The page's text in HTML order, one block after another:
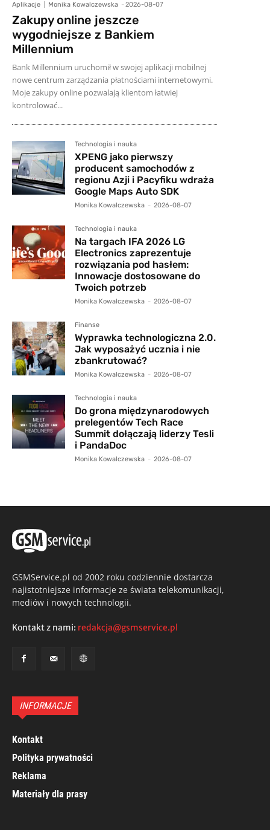
Aplikacje Monika Kowalczewska - 2026-08-07
Zakupy online jeszcze
wygodniejsze z Bankiem
Millennium
Bank Millennium uruchomił w swojej aplikacji mobilnej
nowe centrum zarządzania płatnościami internetowymi.
Moje zakupy online pozwalają klientom łatwiej
kontrolować...
Technologia i nauka
XPENG jako pierwszy
producent samochodów z
regionu Azji i Pacyfiku wdraża
Google Maps Auto SDK
Monika Kowalczewska - 2026-08-07
Technologia i nauka
Na targach IFA 2026 LG
Electronics zaprezentuje
rozwiązania pod hasłem:
Innowacje dostosowane do
Twoich potrzeb
Monika Kowalczewska - 2026-08-07
Finanse
Wyprawka technologiczna 2.0.
Jak wyposażyć ucznia i nie
zbankrutować?
Monika Kowalczewska - 2026-08-07
Technologia i nauka
Do grona międzynarodowych
prelegentów Tech Race
Summit dołączają liderzy Tesli
i PandaDoc
Monika Kowalczewska - 2026-08-07
GSMService.pl od 2002 roku codziennie dostarcza
najistotniejsze informacje ze świata telekomunikacji,
mediów i nowych technologii.
Kontakt z nami: redakcja@gsmservice.pl
INFORMACJE
Kontakt
Polityka prywatności
Reklama
Materiały dla prasy